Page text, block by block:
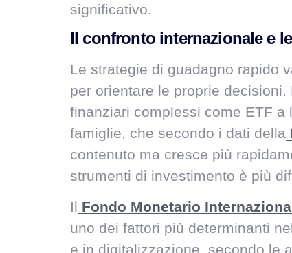
significativo.
Il confronto internazionale e
Le strategie di guadagno rapido
per orientare le proprie
finanziari complessi come ETF
famiglie, che secondo i dati della
contenuto ma cresce più
strumenti di investimento è più
Il Fondo Monetario
uno dei fattori più determinanti
e in digitalizzazione, secondo le